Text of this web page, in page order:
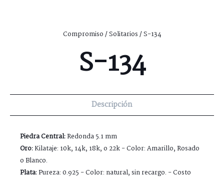
Compromiso/Solitarios/ S-134
S-134
Descripción
Piedra Central:Redonda 5.1 mm
Oro:Kilataje: 10k, 14k, 18k, o 22k - Color: Amarillo, Rosado
o Blanco.
Plata:Pureza: 0.925 - Color: natural, sin recargo. - Costo